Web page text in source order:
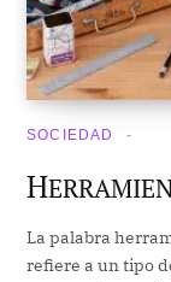
SOCIEDAD
H
La palabra
refiere a un tipo